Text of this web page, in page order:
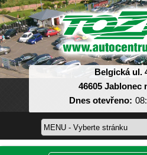
Belgická ul.
46605 Jablonec
Dnes otevřeno:
Pondělí:
08:00-
Úterý:
08:00-
Středa:
08:00-